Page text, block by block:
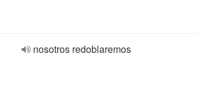
nosotros redoblaremos